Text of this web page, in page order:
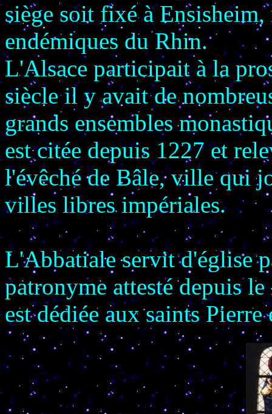
siège soit fixé à
endémiques du Rhin.
L'Alsace participait à la
siècle il y avait de
grands ensembles
est citée depuis 1227 et
l'évêché de Bâle, ville qui
villes libres impériales.
L'Abbatiale servit d'église
patronyme attesté depuis
est dédiée aux saints Pierre